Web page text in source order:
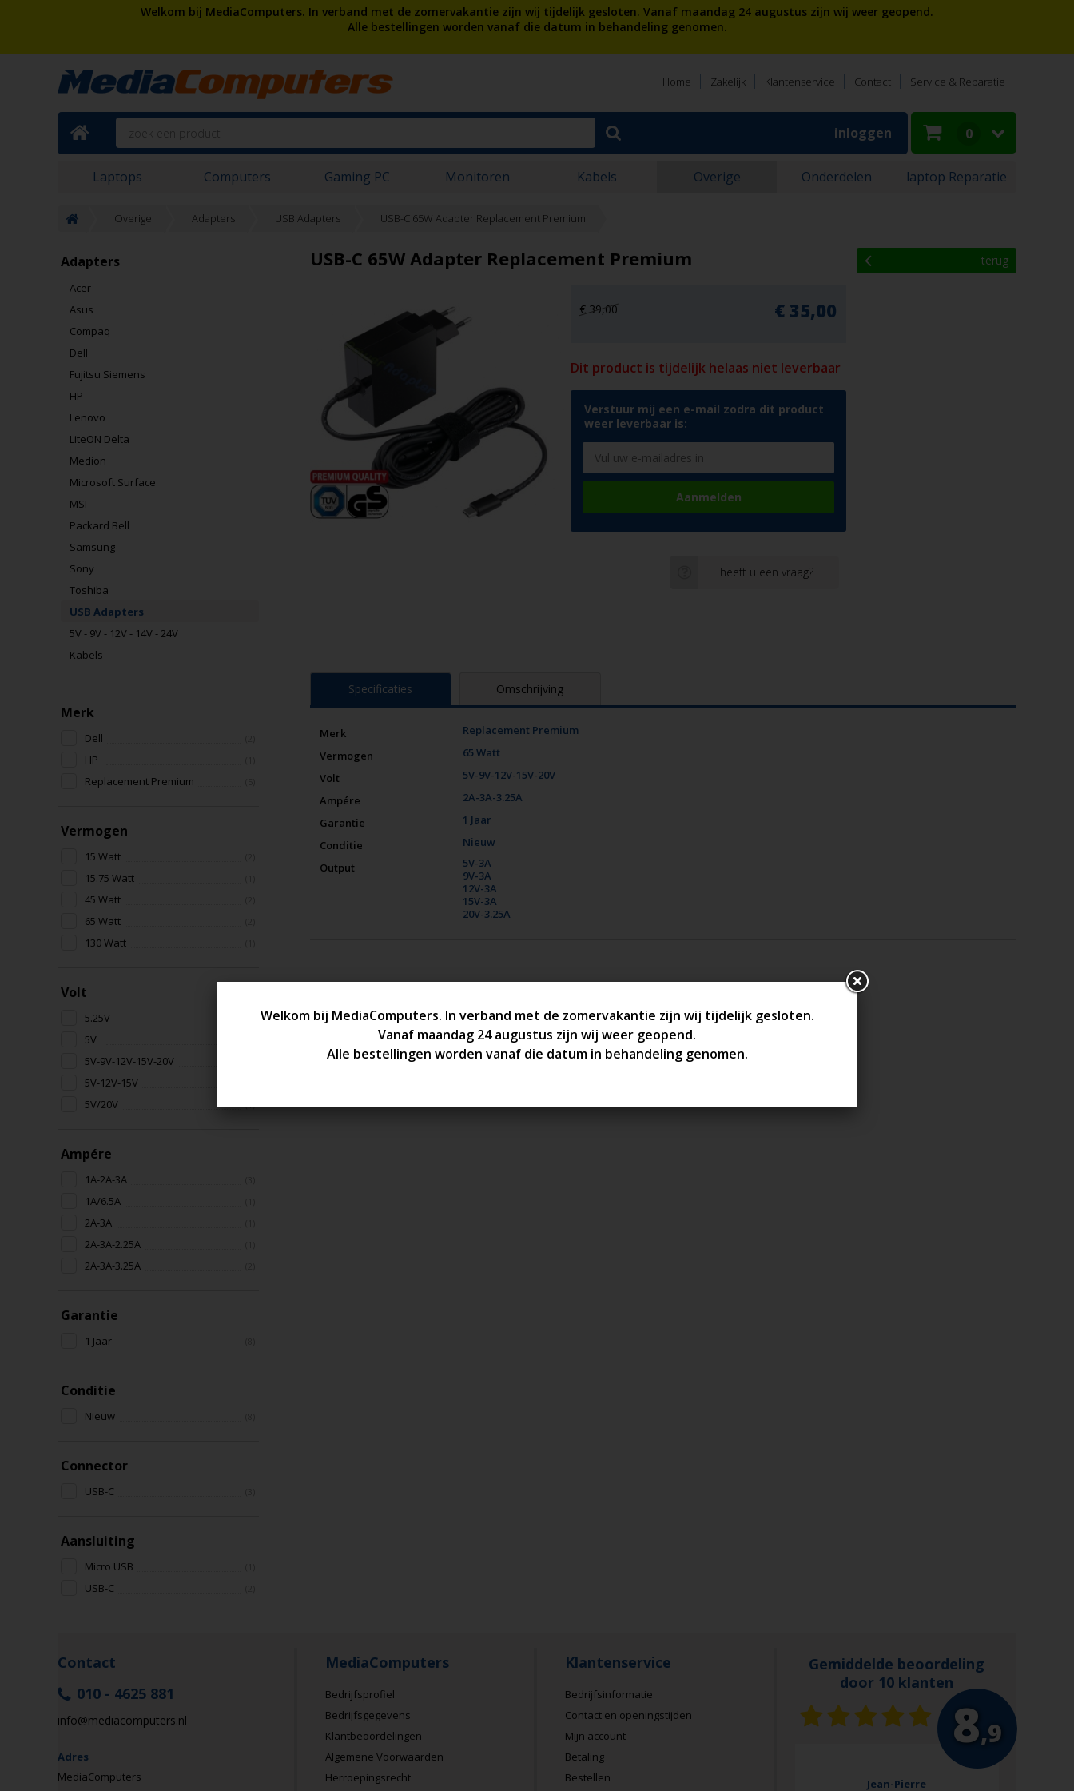
Welkom bij MediaComputers. In verband met de zomervakantie zijn wij tijdelijk gesloten. Vanaf maandag 24 augustus zijn wij weer geopend.
Alle bestellingen worden vanaf die datum in behandeling genomen.
Home Zakelijk Klantenservice Contact Service & Reparatie
inloggen 0
Laptops Computers Gaming PC Monitoren Kabels Overige Onderdelen laptop Reparatie
Overige Adapters USB Adapters USB-C 65W Adapter Replacement Premium
Adapters
Acer
Asus
Compaq
Dell
Fujitsu Siemens
HP
Lenovo
LiteON Delta
Medion
Microsoft Surface
MSI
Packard Bell
Samsung
Sony
Toshiba
USB Adapters
5V - 9V - 12V - 14V - 24V
Kabels
Merk
Dell
HP
Replacement Premium
Vermogen
15 Watt
15.75 Watt
45 Watt
65 Watt
130 Watt
Volt
5.25V
5V
5V-9V-12V-15V-20V
5V-12V-15V
5V/20V (1)
Ampére
1A-2A-3A
1A/6.5A
2A-3A
2A-3A-2.25A
2A-3A-3.25A
Garantie
1 Jaar
Conditie
Nieuw
Connector
USB-C
Aansluiting
Micro USB
USB-C
USB-C 65W Adapter Replacement Premium terug
€ 39,00 € 35,00
Dit product is tijdelijk helaas niet leverbaar
Verstuur mij een e-mail zodra dit product
weer leverbaar is:
Aanmelden
heeft u een vraag?
Specificaties Omschrijving
Merk
Replacement Premium
Vermogen
65 Watt
Volt
5V-9V-12V-15V-20V
Ampére
2A-3A-3.25A
Garantie
1 Jaar
Conditie
Nieuw
Output
5V-3A
9V-3A
12V-3A
15V-3A
20V-3.25A
Contact
010 - 4625 881
info@mediacomputers.nl
Adres
MediaComputers
MediaComputers
Bedrijfsprofiel
Bedrijfsgegevens
Klantbeoordelingen
Algemene Voorwaarden
Herroepingsrecht
Klantenservice
Bedrijfsinformatie
Contact en openingstijden
Mijn account
Betaling
Bestellen
Gemiddelde beoordeling
door 10 klanten
8,9
Jean-Pierre